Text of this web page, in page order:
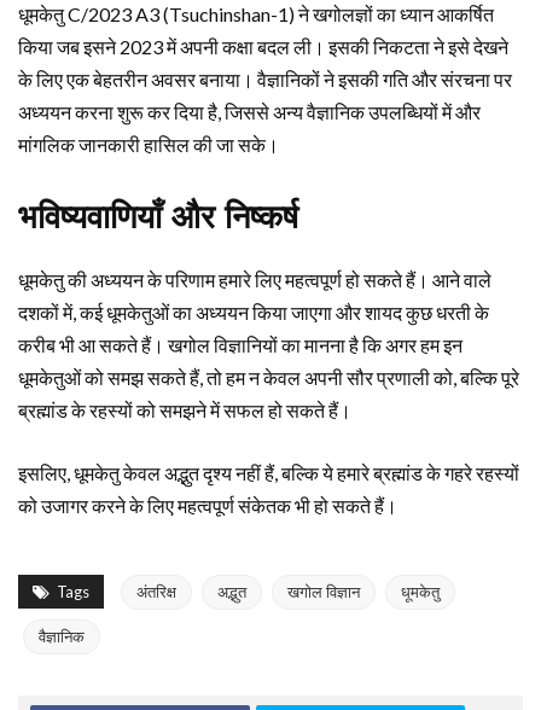
धूमकेतु C/2023 A3 (Tsuchinshan-1) ने खगोलज्ञों का ध्यान आकर्षित
किया जब इसने 2023 में अपनी कक्षा बदल ली। इसकी निकटता ने इसे देखने
के लिए एक बेहतरीन अवसर बनाया। वैज्ञानिकों ने इसकी गति और संरचना पर
अध्ययन करना शुरू कर दिया है, जिससे अन्य वैज्ञानिक उपलब्धियों में और
मांगलिक जानकारी हासिल की जा सके।
भविष्यवाणियाँ और निष्कर्ष
धूमकेतु की अध्ययन के परिणाम हमारे लिए महत्वपूर्ण हो सकते हैं। आने वाले
दशकों में, कई धूमकेतुओं का अध्ययन किया जाएगा और शायद कुछ धरती के
करीब भी आ सकते हैं। खगोल विज्ञानियों का मानना है कि अगर हम इन
धूमकेतुओं को समझ सकते हैं, तो हम न केवल अपनी सौर प्रणाली को, बल्कि पूरे
ब्रह्मांड के रहस्यों को समझने में सफल हो सकते हैं।
इसलिए, धूमकेतु केवल अद्भुत दृश्य नहीं हैं, बल्कि ये हमारे ब्रह्मांड के गहरे रहस्यों
को उजागर करने के लिए महत्वपूर्ण संकेतक भी हो सकते हैं।
Tags अंतरिक्ष अद्भुत खगोल विज्ञान धूमकेतु
वैज्ञानिक